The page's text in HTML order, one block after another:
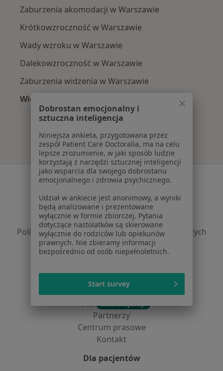
Zaburzenia akomodacji w Warszawie
Krótkowzroczność w Warszawie
Wady wzroku w Warszawie
Dalekowzroczność w Warszawie
Zaburzenia widzenia w Warszawie
Więcej (15)
Więcej w kategorii: Najczęście leczone
Serwis
Regulamin
Polityka prywatności pacjentów
Polityka prywatności profesjonalistów
Polityka prywatności dla profesjonalistów, których
dane pozyskaliśmy samodzielnie
Polityka cookies
Dostępność
Praca Rekrutujemy!
Partnerzy
Centrum prasowe
Kontakt
Dla pacjentów
Dobrostan emocjonalny i
sztuczna inteligencja
Niniejsza ankieta, przygotowana przez
zespół Patient Care Doctoralia, ma na celu
lepsze zrozumienie, w jaki sposób ludzie
korzystają z narzędzi sztucznej inteligencji
jako wsparcia dla swojego dobrostanu
emocjonalnego i zdrowia psychicznego.
Udział w ankiecie jest anonimowy, a wyniki
będą analizowane i prezentowane
wyłącznie w formie zbiorczej. Pytania
dotyczące nastolatków są skierowane
wyłącznie do rodziców lub opiekunów
prawnych. Nie zbieramy informacji
bezpośrednio od osób niepełnoletnich.
Start survey